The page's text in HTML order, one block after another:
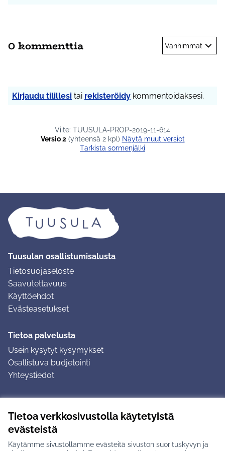
Tietoa verkkosivustolla käytetyistä
evästeistä
Käytämme sivustollamme evästeitä sivuston suorituskyvyn ja
0 kommenttia Vanhimmat
Kirjaudu tilillesi tai rekisteröidy kommentoidaksesi.
Viite: TUUSULA-PROP-2019-11-614
Versio 2(yhteensä 2 kpl)
näytä muut versiot
Tarkista sormenjälki
Tuusulan osallistumisalusta
Tietosuojaseloste
Saavutettavuus
Käyttöehdot
Evästeasetukset
Tietoa palvelusta
Usein kysytyt kysymykset
Osallistuva budjetointi
Yhteystiedot
Ohjeet kirjautumiseen
Ohjeet kommentin jättämiseen